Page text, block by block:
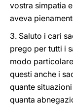
vostra simpatia
aveva
3. Saluto i cari
prego per tutti i
modo
questi anche i
quante
quanta